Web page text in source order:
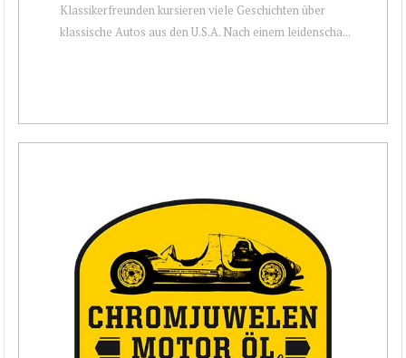
Klassikerfreunden kursieren viele Geschichten über
klassische Autos aus den U.S.A. Nach einem leidenscha...